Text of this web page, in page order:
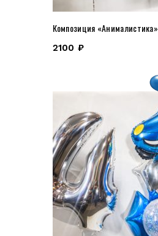
Композиция «Анималистика»
2100 ₽